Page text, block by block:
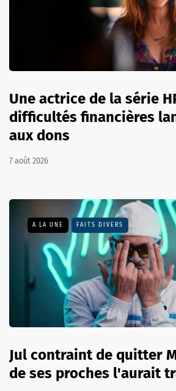
Une actrice de la série
difficultés financières
aux dons
7 août 2026
A LA UNE FAITS DIVERS
Jul contraint de quitter
de ses proches l'aurait